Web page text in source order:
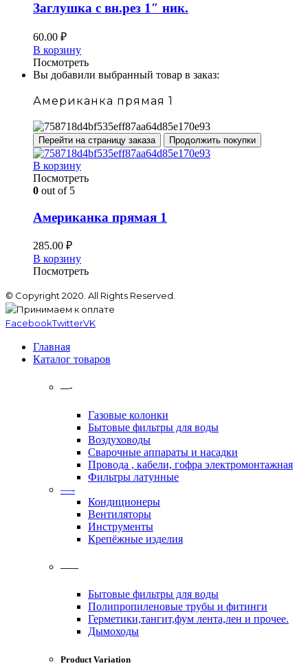
Заглушка с вн.рез 1″ ник.
60.00 ₽
В корзину
Посмотреть
Вы добавили выбранный товар в заказ:
Американка прямая 1
Перейти на страницу заказа Продолжить покупки
В корзину
Посмотреть
0 out of 5
Американка прямая 1
285.00 ₽
В корзину
Посмотреть
© Copyright 2020. All Rights Reserved.
FacebookTwitterVK
Главная
Каталог товаров
—-
Газовые колонки
Бытовые фильтры для воды
Воздуховоды
Сварочные аппараты и насадки
Провода , кабели, гофра электромонтажная
Фильтры латунные
—-
Кондиционеры
Вентиляторы
Инструменты
Крепёжные изделия
——
Бытовые фильтры для воды
Полипропиленовые трубы и фитинги
Герметики,тангит,фум лента,лен и прочее.
Дымоходы
Product Variation